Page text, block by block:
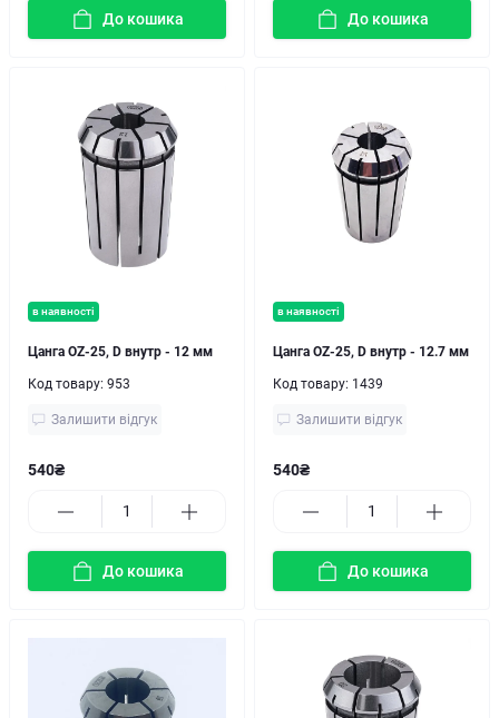
До кошика До кошика
в наявності
Цанга OZ-25, D внутр - 12 мм
Код товару: 953
Залишити відгук
540₴
До кошика
в наявності
Цанга OZ-25, D внутр - 12.7 мм
Код товару: 1439
Залишити відгук
540₴
До кошика